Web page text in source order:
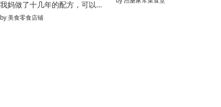
我妈做了十几年的配方，可以原地开店了!!
by美食零食店铺